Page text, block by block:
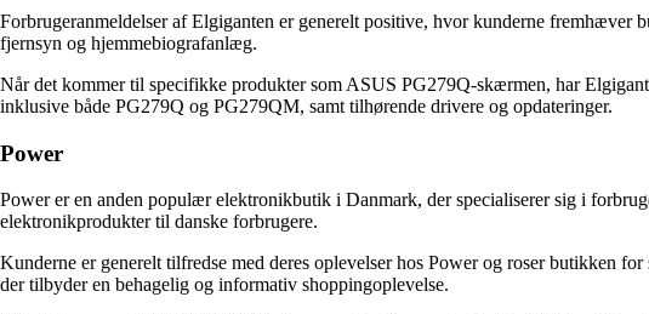
Forbrugeranmeldelser af Elgiganten er generelt positive, hvor kunderne
fjernsyn og hjemmebiografanlæg.
Når det kommer til specifikke produkter som ASUS PG279Q-skærmen, har
inklusive både PG279Q og PG279QM, samt tilhørende drivere og opdateringer.
Power
Power er en anden populær elektronikbutik i Danmark, der specialiserer sig i
elektronikprodukter til danske forbrugere.
Kunderne er generelt tilfredse med deres oplevelser hos Power og roser butikken
der tilbyder en behagelig og informativ shoppingoplevelse.